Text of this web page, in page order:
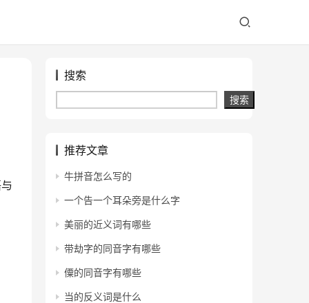
搜索
搜索
推荐文章
牛拼音怎么写的
一个告一个耳朵旁是什么字
美丽的近义词有哪些
带劫字的同音字有哪些
僳的同音字有哪些
当的反义词是什么